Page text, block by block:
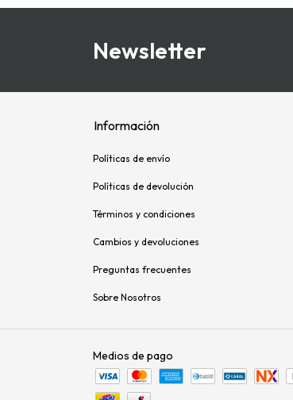
Newsletter
Información
Políticas de envío
Políticas de devolución
Términos y condiciones
Cambios y devoluciones
Preguntas frecuentes
Sobre Nosotros
Medios de pago